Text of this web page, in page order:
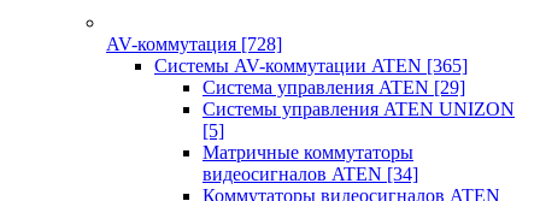
AV-коммутация [728]
Системы AV-коммутации ATEN [365]
Система управления ATEN [29]
Системы управления ATEN UNIZON
[5]
Матричные коммутаторы
видеосигналов ATEN [34]
Коммутаторы видеосигналов ATEN